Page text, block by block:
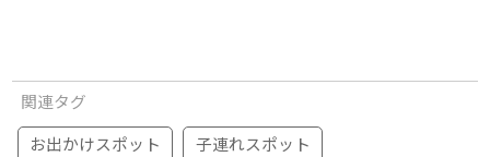
関連タグ
お出かけスポット
子連れスポット